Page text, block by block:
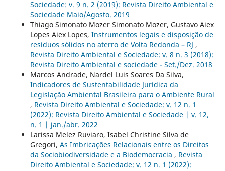
Sociedade: v. 9 n. 2 (2019): Revista Direito Ambiental e
Sociedade Maio/Agosto. 2019
Thiago Simonato Mozer Simonato Mozer, Gustavo Aiex
Lopes Aiex Lopes, Instrumentos legais e disposição de
resíduos sólidos no aterro de Volta Redonda – RJ ,
Revista Direito Ambiental e Sociedade: v. 8 n. 3 (2018):
Revista Direito Ambiental e sociedade - Set./Dez. 2018
Marcos Andrade, Nardel Luis Soares Da Silva,
Indicadores de Sustentabilidade Jurídica da
Legislação Ambiental Brasileira para o Ambiente Rural
, Revista Direito Ambiental e Sociedade: v. 12 n. 1
(2022): Revista Direito Ambiental e Sociedade | v. 12,
n. 1 | jan./abr. 2022
Larissa Melez Ruviaro, Isabel Christine Silva de
Gregori, As Imbricações Relacionais entre os Direitos
da Sociobiodiversidade e a Biodemocracia , Revista
Direito Ambiental e Sociedade: v. 12 n. 1 (2022):